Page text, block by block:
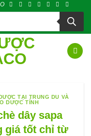
TẠI TRUNG DU VÀ
DƯỢC TỈNH
dây sapa
giá tốt chỉ từ